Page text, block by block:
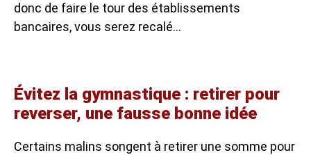
donc de faire le tour des établissements
bancaires, vous serez recalé…
Évitez la gymnastique : retirer pour
reverser, une fausse bonne idée
Certains malins songent à retirer une somme pour